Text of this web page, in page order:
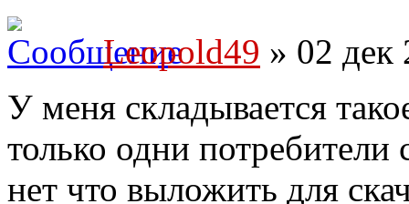
Leopold49 » 02 дек
У меня складывается
только одни
нет что выложить для